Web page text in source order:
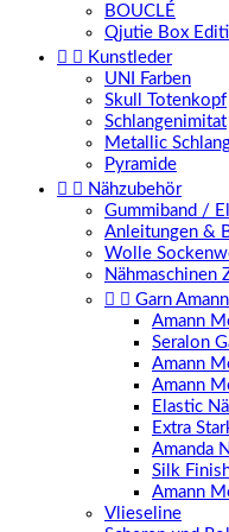
BOUCLÉ
Qjutie Box
  Kunstleder
UNI Farben
Skull Totenkopf
Schlangenimitat
Metallic
Pyramide
  Nähzubehör
Gummiband /
Anleitungen &
Wolle
Nähmaschinen
  Garn
Amann
Seralon
Amann
Amann
Elastic
Extra
Amanda
Silk
Amann
Vlieseline